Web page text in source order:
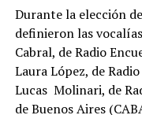
Durante la elección
definieron las
Cabral, de Radio
Laura López, de
Lucas Molinari, de
de Buenos Aires